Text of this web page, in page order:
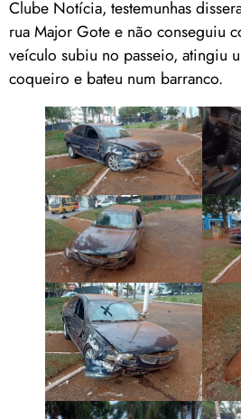
Clube Notícia, testemunhas
rua Major Gote e não conseguiu
veículo subiu no passeio, atingiu
coqueiro e bateu num barranco.